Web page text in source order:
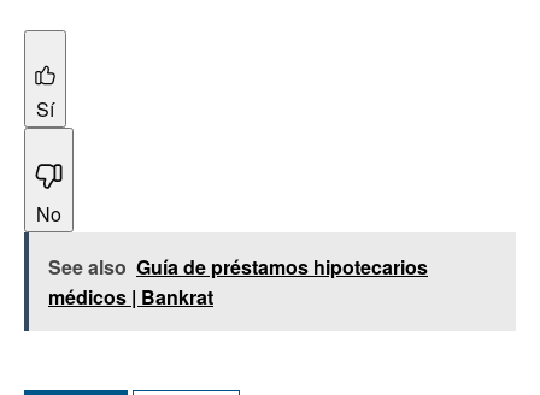
Sí
No
See also Guía de préstamos hipotecarios
médicos | Bankrat